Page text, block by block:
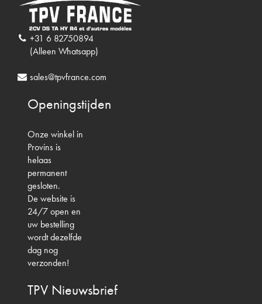
+31 6 82750894
(Alleen Whatsapp)
sales@tpvfrance.com
Openingstijden
Onze winkel in
Provins is
helaas
permanent
gesloten.
De website is
24/7 open en
uw bestelling
wordt dezelfde
dag nog
verzonden!
TPV Nieuwsbrief